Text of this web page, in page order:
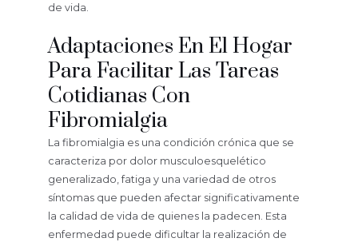
de vida.
Adaptaciones En El Hogar
Para Facilitar Las Tareas
Cotidianas Con
Fibromialgia
La fibromialgia es una condición crónica que se
caracteriza por dolor musculoesquelético
generalizado, fatiga y una variedad de otros
síntomas que pueden afectar significativamente
la calidad de vida de quienes la padecen. Esta
enfermedad puede dificultar la realización de